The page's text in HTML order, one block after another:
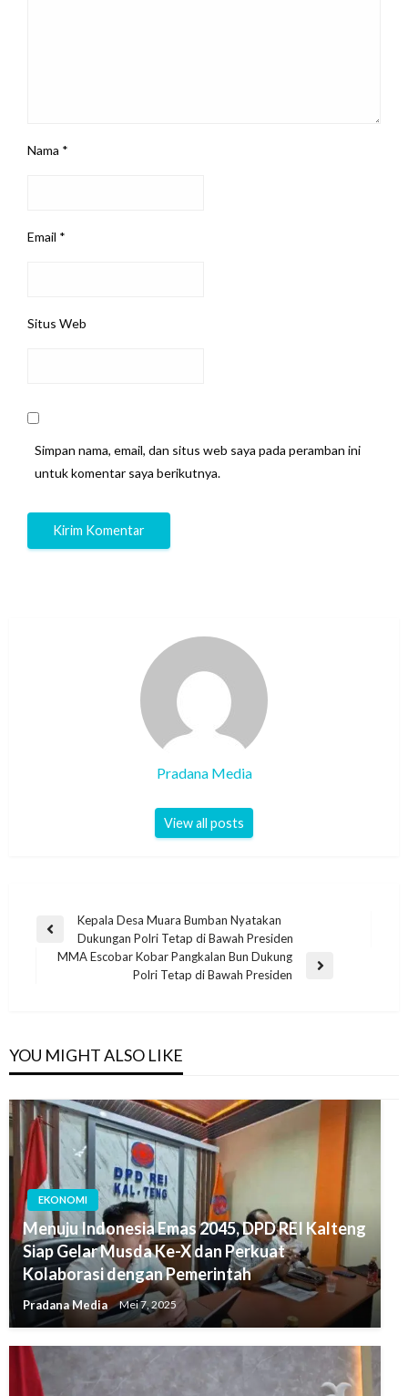
Nama *
Email *
Situs Web
Simpan nama, email, dan situs web saya pada peramban ini
untuk komentar saya berikutnya.
Pradana Media
View all posts
Kepala Desa Muara Bumban Nyatakan
Dukungan Polri Tetap di Bawah Presiden
MMA Escobar Kobar Pangkalan Bun Dukung
Polri Tetap di Bawah Presiden
YOU MIGHT ALSO LIKE
EKONOMI
Menuju Indonesia Emas 2045, DPD REI Kalteng
Siap Gelar Musda Ke-X dan Perkuat
Kolaborasi dengan Pemerintah
Pradana Media Mei 7, 2025